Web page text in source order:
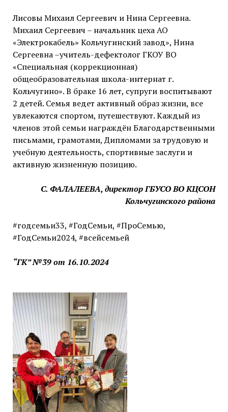
Лисовы Михаил Сергеевич и Нина Сергеевна.
Михаил Сергеевич – начальник цеха АО
«Электрокабель» Кольчугинский завод», Нина
Сергеевна –учитель-дефектолог ГКОУ ВО
«Специальная (коррекционная)
общеобразовательная школа-интернат г.
Кольчугино». В браке 16 лет, супруги воспитывают
2 детей. Семья ведет активный образ жизни, все
увлекаются спортом, путешествуют. Каждый из
членов этой семьи награждён Благодарственными
письмами, грамотами, Дипломами за трудовую и
учебную деятельность, спортивные заслуги и
активную жизненную позицию.
С. ФАЛАЛЕЕВА, директор ГБУСО ВО КЦСОН
Кольчугинского района
#годсемьи33, #ГодСемьи, #ПроСемью,
#ГодСемьи2024, #всейсемьей
“ГК” №39 от 16.10.2024